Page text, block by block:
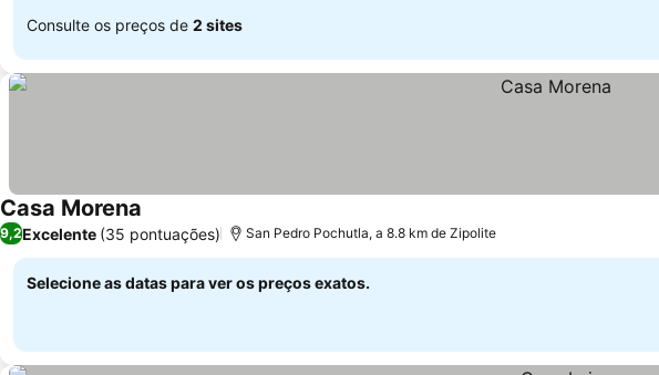
Consulte os preços de 2 sites
Casa Morena
9,2Excelente (35 pontuações) San Pedro Pochutla, a 8.8 km de Zipolite
Selecione as datas para ver os preços exatos.